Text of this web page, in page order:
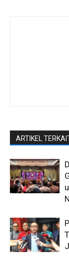
ARTIKEL